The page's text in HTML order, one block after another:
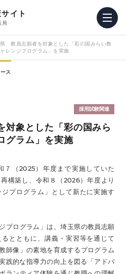
イト
局
教員志願者を対象とした「彩の国みらい教
レンジプログラム」を実施
ス
採用試験関連
象とした「彩の国みら
グラム」を実施
７（2025）年度まで実施していた
構築し、令和８（2026）年度より
ジプログラム」として新たに実施す
プログラム」は、埼玉県の教員志願
とともに、講義・実習等を通じて
師像」の素地を育成するプログラム
践的な指導力の向上を図る「アドバ